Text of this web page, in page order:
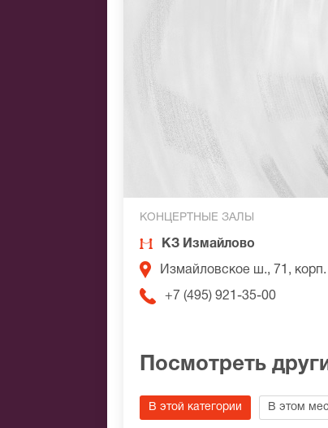
КОНЦЕРТНЫЕ ЗАЛЫ
КЗ Измайлово
Измайловское ш., 71, корп.
+7 (495) 921-35-00
Посмотреть
В этой категории В этом